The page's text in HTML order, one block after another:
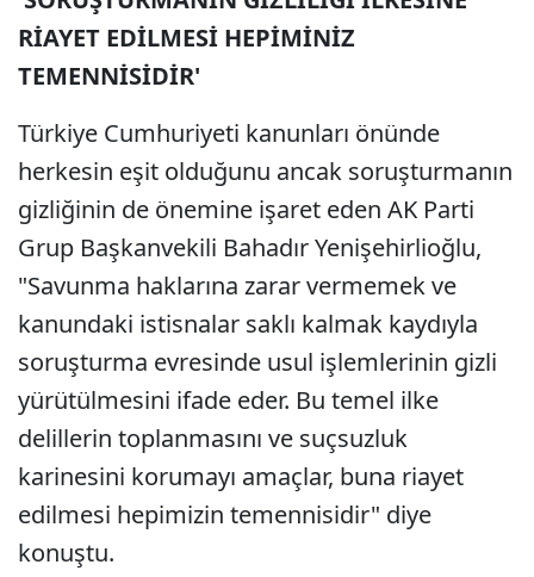
RİAYET EDİLMESİ HEPİMİNİZ
TEMENNİSİDİR'
Türkiye Cumhuriyeti kanunları önünde
herkesin eşit olduğunu ancak soruşturmanın
gizliğinin de önemine işaret eden AK Parti
Grup Başkanvekili Bahadır Yenişehirlioğlu,
"Savunma haklarına zarar vermemek ve
kanundaki istisnalar saklı kalmak kaydıyla
soruşturma evresinde usul işlemlerinin gizli
yürütülmesini ifade eder. Bu temel ilke
delillerin toplanmasını ve suçsuzluk
karinesini korumayı amaçlar, buna riayet
edilmesi hepimizin temennisidir" diye
konuştu.